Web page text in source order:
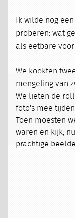
Ik wilde nog
proberen: wat
als eetbare
We kookten
mengeling van
We lieten de
foto's mee
Toen moesten
waren en kijk,
prachtige